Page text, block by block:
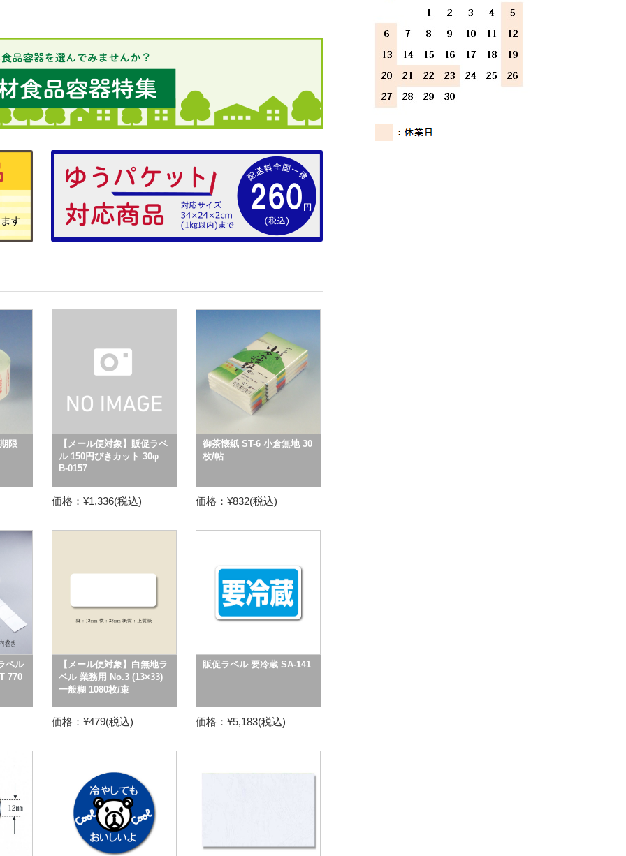
限
【メール便対象】販促ラベ
ル 150円びきカット 30φ
B-0157
価格：¥1,336(税込)
御茶懐紙 ST-6 小倉無地 30
枚/帖
価格：¥832(税込)
ベル
770
【メール便対象】白無地ラ
ベル 業務用 No.3 (13×33)
一般糊 1080枚/束
価格：¥479(税込)
販促ラベル 要冷蔵 SA-141
価格：¥5,183(税込)